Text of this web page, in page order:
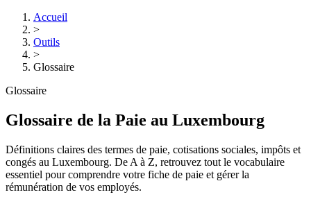
Accueil
>
Outils
>
Glossaire
Glossaire
Glossaire de la Paie au Luxembourg
Définitions claires des termes de paie, cotisations sociales, impôts et
congés au Luxembourg. De A à Z, retrouvez tout le vocabulaire
essentiel pour comprendre votre fiche de paie et gérer la
rémunération de vos employés.